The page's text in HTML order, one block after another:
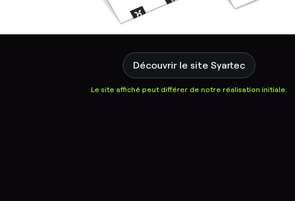
Découvrir le site Syartec
Le site affiché peut différer de notre réalisation initiale.